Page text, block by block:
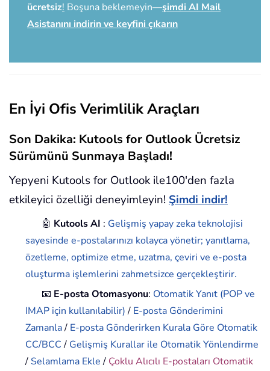
ücretsiz! Boşuna beklemeyin—şimdi AI Mail
Asistanını indirin ve keyfini çıkarın
En İyi Ofis Verimlilik Araçları
Son Dakika: Kutools for Outlook Ücretsiz
Sürümünü Sunmaya Başladı!
Yepyeni Kutools for Outlook ile100'den fazla
etkileyici özelliği deneyimleyin! Şimdi indir!
🤖 Kutools AI : Gelişmiş yapay zeka teknolojisi
sayesinde e-postalarınızı kolayca yönetir; yanıtlama,
özetleme, optimize etme, uzatma, çeviri ve e-posta
oluşturma işlemlerini zahmetsizce gerçekleştirir.
📧 E-posta Otomasyonu: Otomatik Yanıt (POP ve
IMAP için kullanılabilir)/ E-posta Gönderimini
Zamanla/ E-posta Gönderirken Kurala Göre Otomatik
CC/BCC/ Gelişmiş Kurallar ile Otomatik Yönlendirme
/ Selamlama Ekle/ Çoklu Alıcılı E-postaları Otomatik